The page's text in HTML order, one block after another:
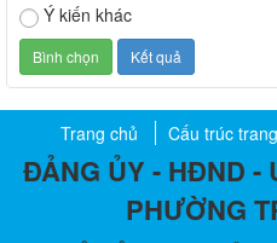
Ý kiến khác
Trang chủ Cấu trúc trang
ĐẢNG ỦY - HĐND -
PHƯỜNG